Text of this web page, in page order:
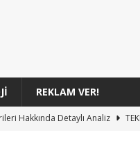
REKLAM VER!
Hakkında Detaylı Analiz